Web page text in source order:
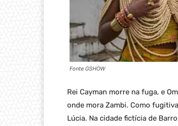
Fonte GSHOW
Rei Cayman morre na fuga, e
onde mora Zambi. Como
Lúcia. Na cidade fictícia de